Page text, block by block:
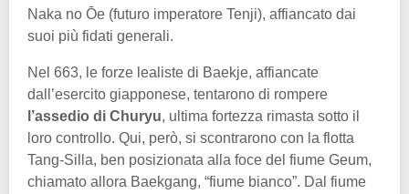
Naka no Ōe (futuro imperatore Tenji), affiancato dai
suoi più fidati generali.
Nel 663, le forze lealiste di Baekje, affiancate
dall’esercito giapponese, tentarono di rompere
l’assedio di Churyu, ultima fortezza rimasta sotto il
loro controllo. Qui, però, si scontrarono con la flotta
Tang-Silla, ben posizionata alla foce del fiume Geum,
chiamato allora Baekgang, “fiume bianco”. Dal fiume